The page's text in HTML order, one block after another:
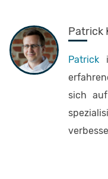
Patrick
Patrick
sich